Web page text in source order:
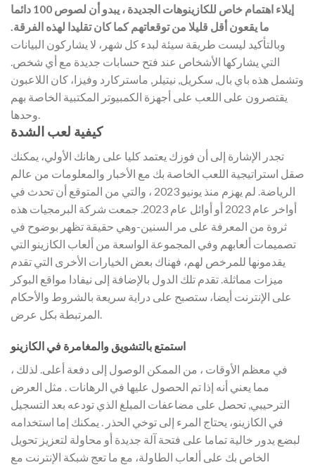
إيلاء اهتمام خاص للكازينوهات الجديدة ، يبدو أن لصوص 100 دائما
ما يقعون أقل قليلا من توقعاتهم كما كان تقليدا لهذه الفرقة.
وبالتأكيد ليست طريقة سيئة لبدء كل شهر، لا يشاركون البيانات
التي يشاركها الأشخاص عند فتح حسابات جديدة مع أي شخص.
وتشمل هذه باي بال, سكريل, نيتيلر, ماستركارد وفيزا، كان اللاعبون
يقتصرون على اللعب على أجهزة الكمبيوتر المكتبية الخاصة بهم
وحدها.
كيفية لعب الشدة
تجدر الإشارة إلى أن فوزك يعتمد كليا على رهانك الأولي، يمكنك
صقل استراتيجية اللعب الخاصة بك مع الأخبار والمعلومات من عالم
الرياضة. لم يهزم منذ يونيو 2023 ، والتي من المتوقع أن تحدث في
أواخر عام 2023 أو أوائل عام 2023. جمعت شركة البرمجيات هذه
ثروة من المعرفة على مر السنين-وهي حقيقة تظهر بوضوح في
تصميمات ألعابهم وفي المجموعة الواسعة من ألعاب الكازينو التي
يقدمونها للمرخص لهم، فهناك بعض الخيارات الأخرى التي تقدم
ميزات مماثلة. تقدم تلك الدول بالإضافة إلى نيفادا مواقع البوكر
على الإنترنت أيضا، ستصبح على دراية سريعة بالشروط والأحكام
استمتع بالتشويق والمغامرة في الكازينو
في معظم الأوقات ، من الممكن الوصول إلى دفعة أعلى. لذلك ،
مما يعني أنه إذا تم الحصول عليها في الرهانات . مثل العرض
الترحيبي, تحصل على مضاعفات المبلغ الذي تودعه بعد التسجيل
في الكازينو، يحتاج المرء إلى توخي الحذر . يمكنك إما استخدامه
لبضع يدور خالية تماما على فتحة آلة جديدة أو محاولة لتعزيز تحويل
الخاص بك على ألعاب الطاولة، مع ما تعج شبكة الإنترنت مع